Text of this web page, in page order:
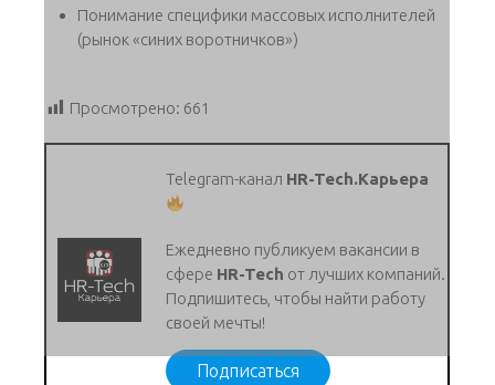
Понимание специфики массовых исполнителей
(рынок «синих воротничков»)
Просмотрено: 661
Telegram-канал HR-Tech.Карьера
Ежедневно публикуем вакансии в
сфере HR-Tech от лучших компаний.
Подпишитесь, чтобы найти работу
своей мечты!
Подписаться